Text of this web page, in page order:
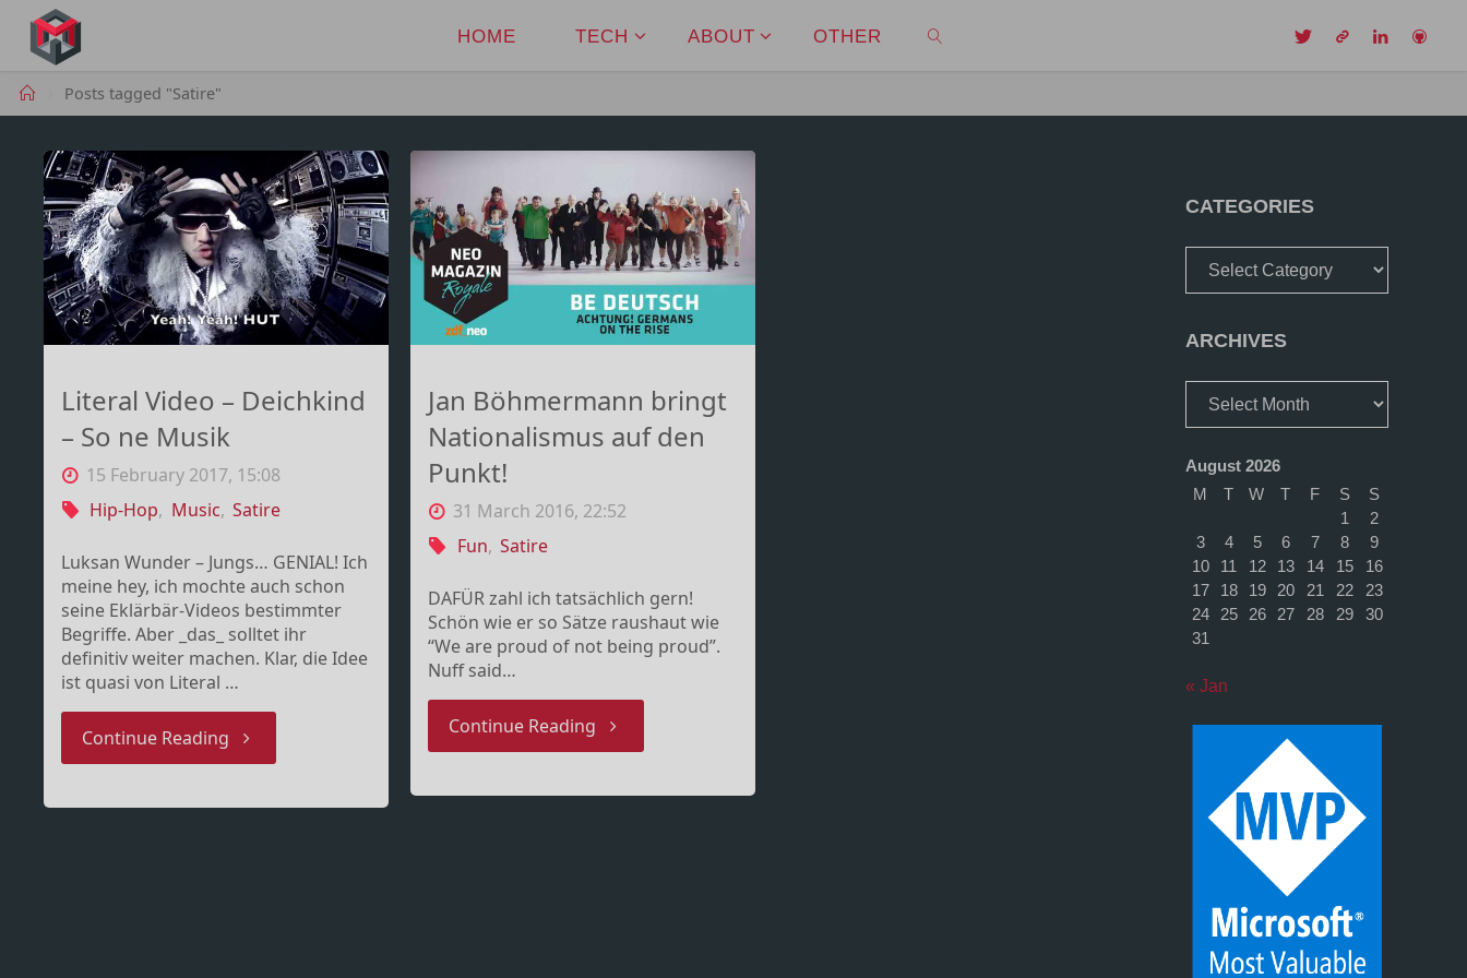
content
HOME TECH ABOUT OTHER
HomePosts tagged "Satire"
Literal Video – Deichkind
– So ne Musik
15 February 2017, 15:08
Hip-Hop, Music, Satire
Luksan Wunder – Jungs… GENIAL! Ich
meine hey, ich mochte auch schon
seine Eklärbär-Videos bestimmter
Begriffe. Aber _das_ solltet ihr
definitiv weiter machen. Klar, die Idee
ist quasi von Literal …
Continue Reading "Literal
Jan Böhmermann bringt
Nationalismus auf den
Punkt!
31 March 2016, 22:52
Fun, Satire
DAFÜR zahl ich tatsächlich gern!
Schön wie er so Sätze raushaut wie
“We are proud of not being proud”.
Nuff said…
Continue Reading "Jan
CATEGORIES
ARCHIVES
August 2026
M
T W T F S
S
1
2
3
4 5 6 7 8
9
10
11 12 13 14 15
16
17
18 19 20 21 22
23
24
25 26 27 28 29
30
31
« Jan